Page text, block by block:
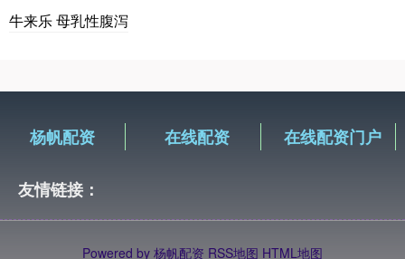
牛来乐 母乳性腹泻
杨帆配资 在线配资 在线配资门户
友情链接：
Powered by 杨帆配资 RSS地图 HTML地图